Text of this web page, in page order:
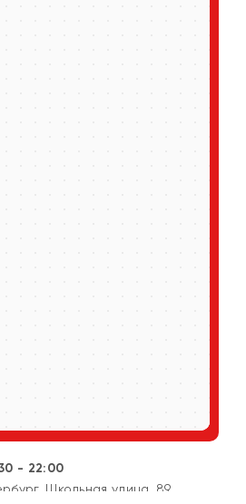
- 22:00
Школьная улица, 89